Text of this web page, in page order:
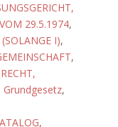
29.5.1974,
I),
,
Grundgesetz,
,